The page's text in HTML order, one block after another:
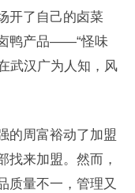
开了自己的卤菜
鸭产品——“怪味
武汉广为人知，风
的周富裕动了加盟
找来加盟。然而，
质量不一，管理又